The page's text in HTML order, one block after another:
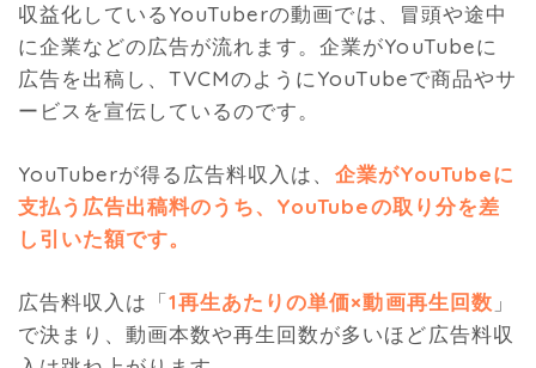
収益化しているYouTuberの動画では、冒頭や途中
に企業などの広告が流れます。企業がYouTubeに
広告を出稿し、TVCMのようにYouTubeで商品やサ
ービスを宣伝しているのです。
YouTuberが得る広告料収入は、 企業がYouTubeに
支払う広告出稿料のうち、YouTubeの取り分を差
し引いた額です。
広告料収入は「1再生あたりの単価×動画再生回数 」
で決まり、動画本数や再生回数が多いほど広告料収